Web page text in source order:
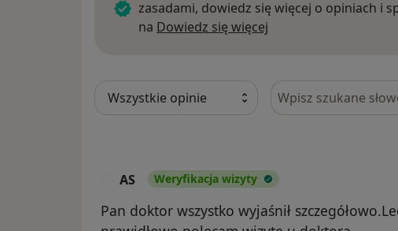
zasadami, dowiedz się więcej o opiniach i
na Dowiedz się więcej
Szukaj w opiniach
AS Weryfikacja wizyty
Pan doktor wszystko wyjaśnił